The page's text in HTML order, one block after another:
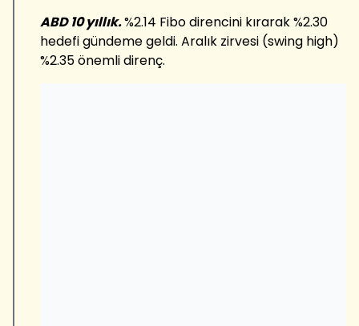
ABD 10 yıllık.%2.14 Fibo direncini kırarak %2.30
hedefi gündeme geldi. Aralık zirvesi (swing high)
%2.35 önemli direnç.